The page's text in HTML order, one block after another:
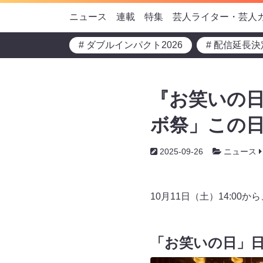
ニュース 連載 特集 芸人ライター・芸人
# ダブルインパクト2026 # 配信延長決
『お笑いの
ボ祭」この
2025-09-26 ニュース
10月11日（土）14:00か
「お笑いの日」